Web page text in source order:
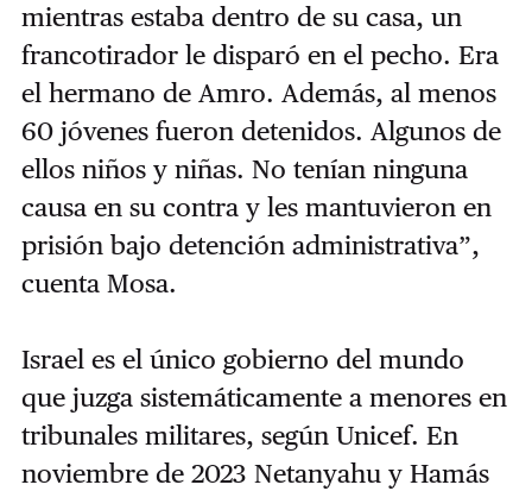
mientras estaba dentro de su casa, un
francotirador le disparó en el pecho. Era
el hermano de Amro. Además, al menos
60 jóvenes fueron detenidos. Algunos de
ellos niños y niñas. No tenían ninguna
causa en su contra y les mantuvieron en
prisión bajo detención administrativa”,
cuenta Mosa.
Israel es el único gobierno del mundo
que juzga sistemáticamente a menores en
tribunales militares, según Unicef. En
noviembre de 2023 Netanyahu y Hamás